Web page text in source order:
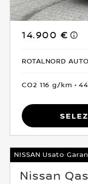
14.900 €
ROTALNORD AUTO
CO2 116 g/km
NISSAN Usato
Nissan